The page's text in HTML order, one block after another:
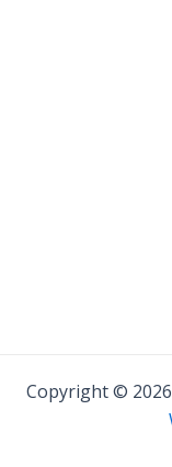
Copyright ©